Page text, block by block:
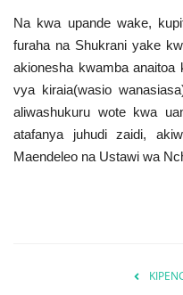
Nyaraka
Nafasi
Na kwa upande wake,
furaha na Shukrani yake
akionesha kwamba
vya kiraia(wasio
aliwashukuru wote kwa
atafanya juhudi zaidi,
Maendeleo na Ustawi wa